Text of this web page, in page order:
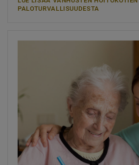
PALOTURVALLISUUDESTA